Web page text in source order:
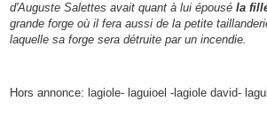
d'Auguste Salettes avait quant à lui épousé la
grande forge où il fera aussi de la petite
laquelle sa forge sera détruite par un incendie.
Hors annonce: lagiole- laguioel -lagiole david-